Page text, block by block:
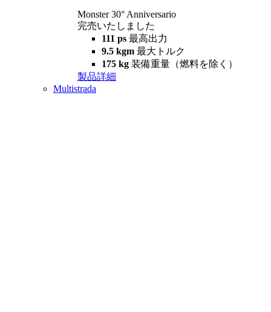
Monster 30° Anniversario
完売いたしました
111 ps 最高出力
9.5 kgm 最大トルク
175 kg 装備重量（燃料を除く）
製品詳細
Multistrada